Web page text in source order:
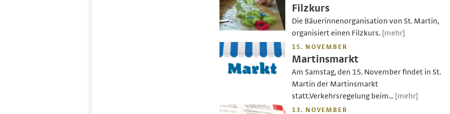
Filzkurs
Die Bäuerinnenorganisation von St. Martin,
organisiert einen Filzkurs. [mehr]
15. NOVEMBER
Martinsmarkt
Am Samstag, den 15. November findet in St.
Martin der Martinsmarkt
statt.Verkehrsregelung beim... [mehr]
13. NOVEMBER